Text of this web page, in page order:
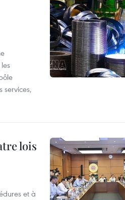
services,
lois
et à